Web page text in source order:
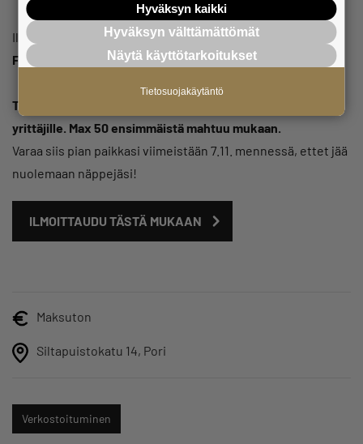
Illan mahdollistavat yhteistyössäSatakunnan Yrittäjät,
Fennia/Elo ja Elisa.
Tapahtuma sopii kaikille nuorille ja nuorenmielisille
yrittäjille. Max 50 ensimmäistä mahtuu mukaan.
Varaa siis pian paikkasi viimeistään 7.11. mennessä, ettet jää
nuolemaan näppejäsi!
ILMOITTAUDU TÄSTÄ MUKAAN
Maksuton
Siltapuistokatu 14, Pori
Verkostoituminen
Hyväksyn kaikki
Hyväksyn välttämättömät
Näytä käyttötarkoitukset
Tietosuojakäytäntö